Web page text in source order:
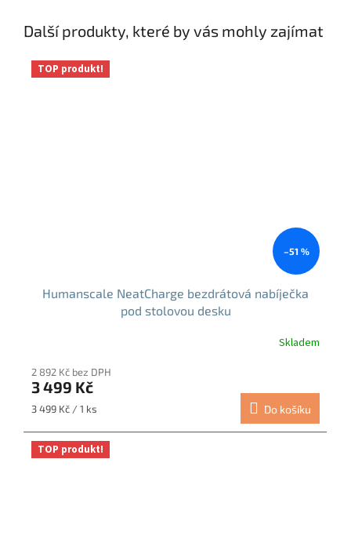
Další produkty, které by vás mohly zajímat
TOP produkt!
–51 %
Humanscale NeatCharge bezdrátová nabíječka
pod stolovou desku
Skladem
2 892 Kč bez DPH
3 499 Kč
Měrná
3 499 Kč / 1 ks Do košíku
TOP produkt!